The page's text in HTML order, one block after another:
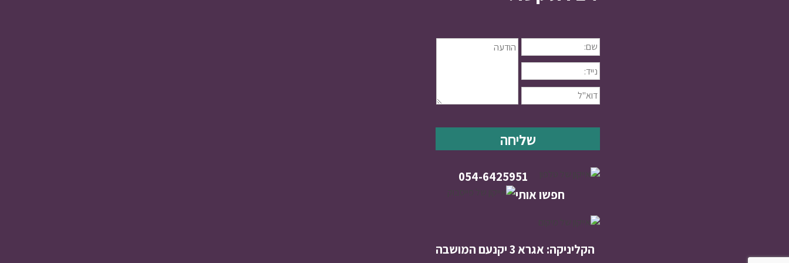
054-6425951
חפשו אותי
הקליניקה: אגרא 3 יקנעם המושבה